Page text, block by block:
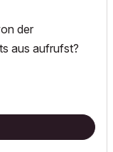
der
aus aufrufst?